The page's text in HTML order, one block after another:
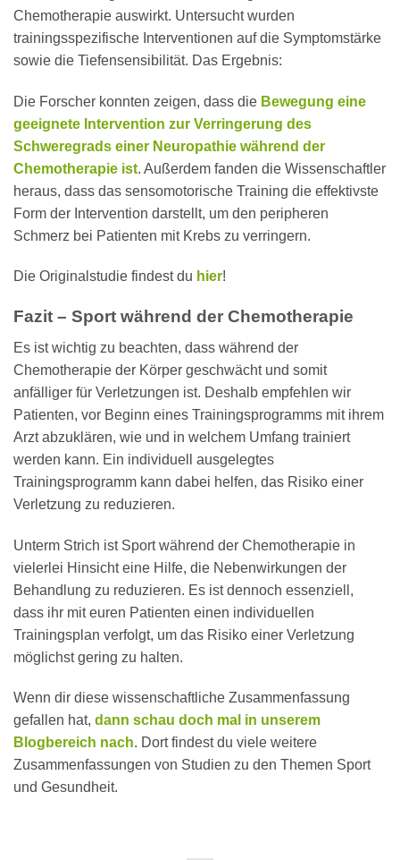
Chemotherapie auswirkt. Untersucht wurden
trainingsspezifische Interventionen auf die Symptomstärke
sowie die Tiefensensibilität. Das Ergebnis:
Die Forscher konnten zeigen, dass die Bewegung eine
geeignete Intervention zur Verringerung des
Schweregrads einer Neuropathie während der
Chemotherapie ist. Außerdem fanden die Wissenschaftler
heraus, dass das sensomotorische Training die effektivste
Form der Intervention darstellt, um den peripheren
Schmerz bei Patienten mit Krebs zu verringern.
Die Originalstudie findest du hier!
Fazit – Sport während der Chemotherapie
Es ist wichtig zu beachten, dass während der
Chemotherapie der Körper geschwächt und somit
anfälliger für Verletzungen ist. Deshalb empfehlen wir
Patienten, vor Beginn eines Trainingsprogramms mit ihrem
Arzt abzuklären, wie und in welchem Umfang trainiert
werden kann. Ein individuell ausgelegtes
Trainingsprogramm kann dabei helfen, das Risiko einer
Verletzung zu reduzieren.
Unterm Strich ist Sport während der Chemotherapie in
vielerlei Hinsicht eine Hilfe, die Nebenwirkungen der
Behandlung zu reduzieren. Es ist dennoch essenziell,
dass ihr mit euren Patienten einen individuellen
Trainingsplan verfolgt, um das Risiko einer Verletzung
möglichst gering zu halten.
Wenn dir diese wissenschaftliche Zusammenfassung
gefallen hat, dann schau doch mal in unserem
Blogbereich nach. Dort findest du viele weitere
Zusammenfassungen von Studien zu den Themen Sport
und Gesundheit.